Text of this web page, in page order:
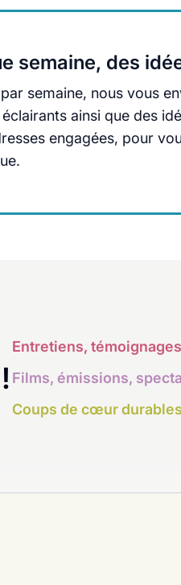
semaine, des
semaine, nous vous
ainsi que des
engagées, pour
Entretiens, témoignages
Films, émissions,
Coups de cœur durables